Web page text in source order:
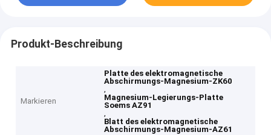
Produkt-Beschreibung
Markieren
Platte des elektromagnetische
Abschirmungs-Magnesium-ZK60
,
Magnesium-Legierungs-Platte
Soems AZ91
,
Blatt des elektromagnetische
Abschirmungs-Magnesium-AZ61